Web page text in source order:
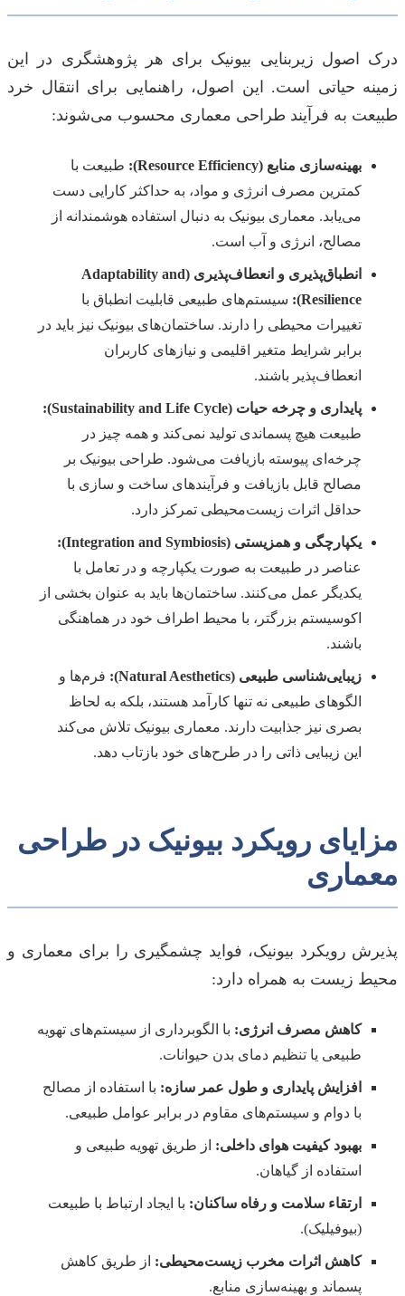
درک اصول زیربنایی بیونیک برای هر پژوهشگری در این
زمینه حیاتی است. این اصول، راهنمایی برای انتقال خرد
طبیعت به فرآیند طراحی معماری محسوب می‌شوند:
بهینه‌سازی منابع (Resource Efficiency):
طبیعت با
کمترین مصرف انرژی و مواد، به حداکثر کارایی دست
می‌یابد. معماری بیونیک به دنبال استفاده هوشمندانه از
مصالح، انرژی و آب است.
انطباق‌پذیری و انعطاف‌پذیری (Adaptability and
Resilience):
سیستم‌های طبیعی قابلیت انطباق با
تغییرات محیطی را دارند. ساختمان‌های بیونیک نیز باید در
برابر شرایط متغیر اقلیمی و نیازهای کاربران
انعطاف‌پذیر باشند.
پایداری و چرخه حیات (Sustainability and Life Cycle):
طبیعت هیچ پسماندی تولید نمی‌کند و همه چیز در
چرخه‌ای پیوسته بازیافت می‌شود. طراحی بیونیک بر
مصالح قابل بازیافت و فرآیندهای ساخت و سازی با
حداقل اثرات زیست‌محیطی تمرکز دارد.
یکپارچگی و همزیستی (Integration and Symbiosis):
عناصر در طبیعت به صورت یکپارچه و در تعامل با
یکدیگر عمل می‌کنند. ساختمان‌ها باید به عنوان بخشی از
اکوسیستم بزرگتر، با محیط اطراف خود در هماهنگی
باشند.
زیبایی‌شناسی طبیعی (Natural Aesthetics):
فرم‌ها و
الگوهای طبیعی نه تنها کارآمد هستند، بلکه به لحاظ
بصری نیز جذابیت دارند. معماری بیونیک تلاش می‌کند
این زیبایی ذاتی را در طرح‌های خود بازتاب دهد.
مزایای رویکرد بیونیک در طراحی
معماری
پذیرش رویکرد بیونیک، فواید چشمگیری را برای معماری و
محیط زیست به همراه دارد:
کاهش مصرف انرژی: با الگوبرداری از سیستم‌های تهویه
طبیعی یا تنظیم دمای بدن حیوانات.
افزایش پایداری و طول عمر سازه: با استفاده از مصالح
با دوام و سیستم‌های مقاوم در برابر عوامل طبیعی.
بهبود کیفیت هوای داخلی: از طریق تهویه طبیعی و
استفاده از گیاهان.
ارتقاء سلامت و رفاه ساکنان: با ایجاد ارتباط با طبیعت
(بیوفیلیک).
کاهش اثرات مخرب زیست‌محیطی: از طریق کاهش
پسماند و بهینه‌سازی منابع.